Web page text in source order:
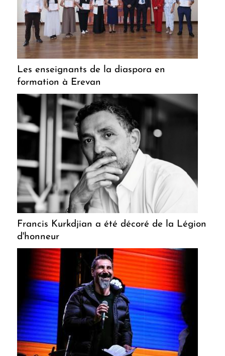
Les enseignants de la diaspora en
formation à Erevan
Francis Kurkdjian a été décoré de la Légion
d'honneur